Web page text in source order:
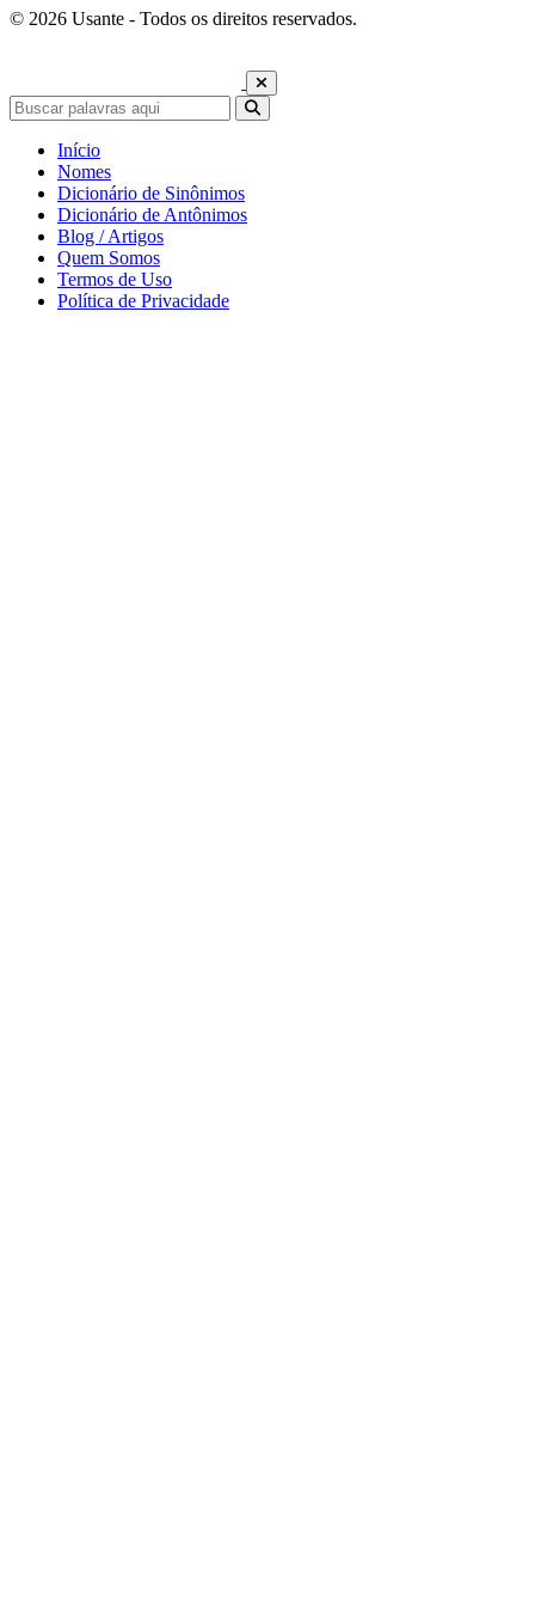
© 2026 Usante - Todos os direitos reservados.
Início
Nomes
Dicionário de Sinônimos
Dicionário de Antônimos
Blog / Artigos
Quem Somos
Termos de Uso
Política de Privacidade